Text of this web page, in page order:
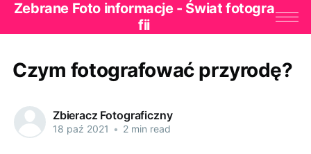
Zebrane Foto informacje - Świat fotogra
fii
Czym fotografować przyrodę?
Zbieracz Fotograficzny
18 paź 2021 • 2 min read